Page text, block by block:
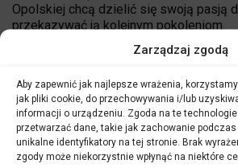
Zarządzaj zgodą
Aby zapewnić jak najlepsze wrażenia,
jak pliki cookie, do przechowywania i/lub
informacji o urządzeniu. Zgoda na te
przetwarzać dane, takie jak zachowanie
unikalne identyfikatory na tej stronie. Brak
zgody może niekorzystnie wpłynąć na niektóre
Opolskiej chcą dzielić się swoją pasją
przekazywać ją kolejnym pokoleniom.
W każdym sezonie artystycznym
Filharmonii Opolskiej wraz z
dla najmłodszych melomanów.
Koncerty kierowane są szczególnie do
lat wraz z rodzinami oraz dla
przedszkolnych.